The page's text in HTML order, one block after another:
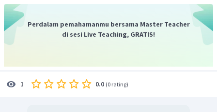
Dengan demikian, penyelesaian dari pertidaksamaan
Perdalam pemahamanmu bersama Master Teacher
di sesi Live Teaching, GRATIS!
1 0.0 (0 rating)